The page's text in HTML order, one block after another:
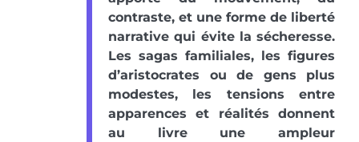
contraste, et une forme de liberté
narrative qui évite la sécheresse.
Les sagas familiales, les figures
d’aristocrates ou de gens plus
modestes, les tensions entre
apparences et réalités donnent
au livre une ampleur